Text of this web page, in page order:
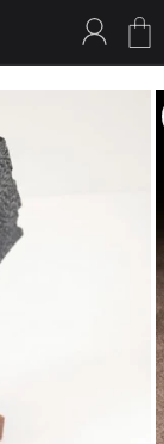
グ
イ
ー
ト